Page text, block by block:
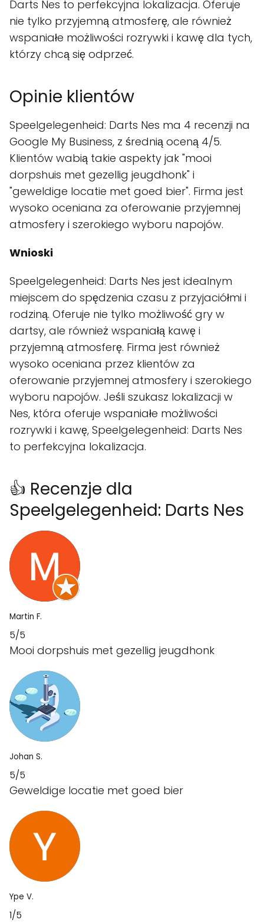
Darts Nes to perfekcyjna lokalizacja. Oferuje
nie tylko przyjemną atmosferę, ale również
wspaniałe możliwości rozrywki i kawę dla tych,
którzy chcą się odprzeć.
Opinie klientów
Speelgelegenheid: Darts Nes ma 4 recenzji na
Google My Business, z średnią oceną 4/5.
Klientów wabią takie aspekty jak "mooi
dorpshuis met gezellig jeugdhonk" i
"geweldige locatie met goed bier". Firma jest
wysoko oceniana za oferowanie przyjemnej
atmosfery i szerokiego wyboru napojów.
Wnioski
Speelgelegenheid: Darts Nes jest idealnym
miejscem do spędzenia czasu z przyjaciółmi i
rodziną. Oferuje nie tylko możliwość gry w
dartsy, ale również wspaniałą kawę i
przyjemną atmosferę. Firma jest również
wysoko oceniana przez klientów za
oferowanie przyjemnej atmosfery i szerokiego
wyboru napojów. Jeśli szukasz lokalizacji w
Nes, która oferuje wspaniałe możliwości
rozrywki i kawę, Speelgelegenheid: Darts Nes
to perfekcyjna lokalizacja.
👍 Recenzje dla
Speelgelegenheid: Darts Nes
Martin F.
5/5
Mooi dorpshuis met gezellig jeugdhonk
Johan S.
5/5
Geweldige locatie met goed bier
Ype V.
1/5